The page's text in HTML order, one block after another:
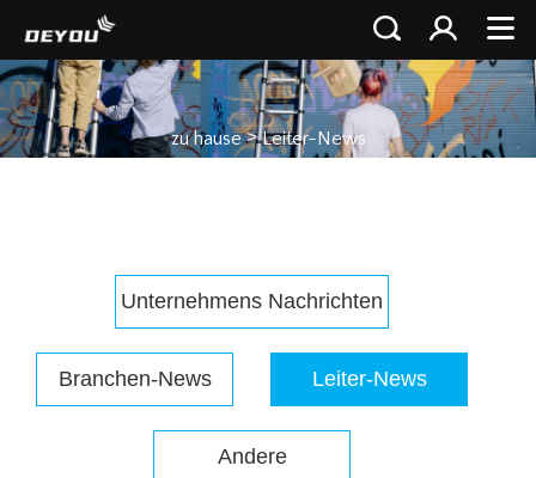
zu hause>Leiter-News
Unternehmens Nachrichten
Branchen-News Leiter-News
Andere